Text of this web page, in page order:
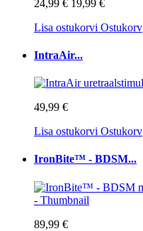
24,99 € 19,99 €
Lisa ostukorvi Ostukorv
IntraAir...
49,99 €
Lisa ostukorvi Ostukorv
IronBite™ - BDSM...
89,99 €